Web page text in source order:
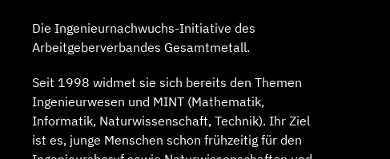
Die Ingenieurnachwuchs-Initiative des
Arbeitgeberverbandes Gesamtmetall.
Seit 1998 widmet sie sich bereits den Themen
Ingenieurwesen und MINT (Mathematik,
Informatik, Naturwissenschaft, Technik). Ihr Ziel
ist es, junge Menschen schon frühzeitig für den